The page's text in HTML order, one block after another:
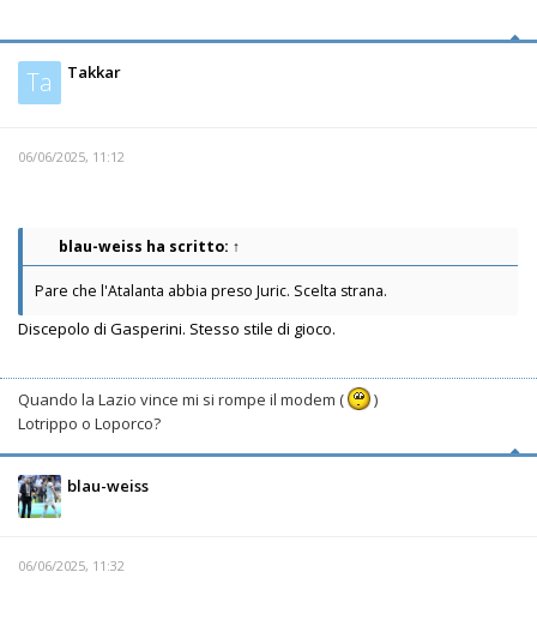
Ta Takkar
06/06/2025, 11:12
blau-weiss ha scritto: ↑
Pare che l'Atalanta abbia preso Juric. Scelta strana.
Discepolo di Gasperini. Stesso stile di gioco.
Quando la Lazio vince mi si rompe il modem (
)
Lotrippo o Loporco?
blau-weiss
06/06/2025, 11:32